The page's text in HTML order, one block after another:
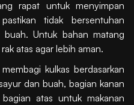
rapat untuk menyimpan
tidak bersentuhan
Untuk bahan matang
atas agar lebih aman.
kulkas berdasarkan
dan buah, bagian kanan
atas untuk makanan